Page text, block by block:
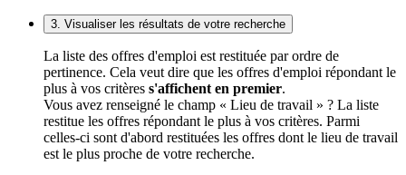
3. Visualiser les résultats de votre recherche
La liste des offres d'emploi est restituée par ordre de
pertinence. Cela veut dire que les offres d'emploi répondant le
plus à vos critères s'affichent en premier.
Vous avez renseigné le champ « Lieu de travail » ? La liste
restitue les offres répondant le plus à vos critères. Parmi
celles-ci sont d'abord restituées les offres dont le lieu de travail
est le plus proche de votre recherche.